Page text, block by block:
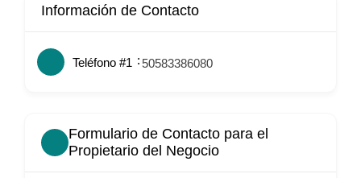
Información de Contacto
Teléfono #1 50583386080
Formulario de Contacto para el
Propietario del Negocio